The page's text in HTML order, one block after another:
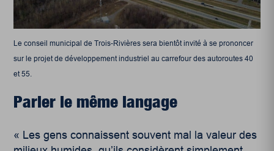
Le conseil municipal de Trois-Rivières sera bientôt invité à se prononcer
sur le projet de développement industriel au carrefour des autoroutes 40
et 55.
Parler le même langage
« Les gens connaissent souvent mal la valeur des